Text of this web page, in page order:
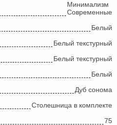
Минимализм
Современные
Белый
Белый текстурный
Белый текстурный
Белый
Дуб сонома
Столешница в комплекте
75